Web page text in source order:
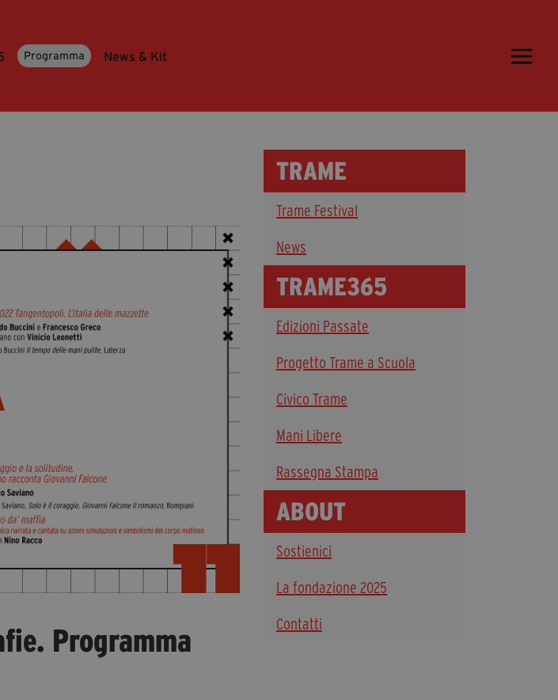
Programma News & Kit
Ospiti | Trame.15
Media & Press
News & Kit
Accrediti Stampa | Trame.15
Cartella Stampa
Rassegna Stampa
Partecipa
Sostienici
La fondazione 2025
Progetto Trame a Scuola
Progetto Visioni Civiche
Mostra 3D - Visioni Civiche
Archivio Storico
Programma
TRAME
Trame Festival
News
TRAME365
Edizioni Passate
Progetto Trame a Scuola
Civico Trame
Mani Libere
Rassegna Stampa
ABOUT
Sostienici
La fondazione 2025
Contatti